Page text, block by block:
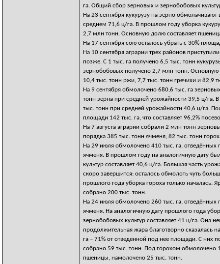
га. Общий сбор зерновых и зернобобовых
На 23 сентября кукурузу на зерно
среднем 71,6 ц/га. В прошлом году уборка
2,7 млн тонн. Основную долю составляет
На 17 сентября сою осталось убрать с 30%
На 10 сентября аграрии трех районов
позже. С 1 тыс. га получено 6,5 тыс. тонн
зернобобовых получено 2,7 млн тонн.
10,4 тыс. тонн ржи, 7,7 тыс. тонн гречихи и 82,9
На 9 сентября обмолочено 680,6 тыс. га
тонн зерна при средней урожайности 39,5 ц/га.
тыс. тонн при средней урожайности 40,6 ц/га.
площади 142 тыс. га, что составляет 96,2%
На 7 августа аграрии собрали 2 млн тонн
порядка 385 тыс. тонн ячменя, 82 тыс. тонн
На 29 июля обмолочено 410 тыс. га,
ячменя. В прошлом году на аналогичную дату
культур составляет 40,6 ц/га. Большая часть
скоро завершится: осталось обмолоть чуть
прошлого года уборка гороха только началась.
собрано 200 тыс. тонн.
На 24 июля обмолочено 260 тыс. га,
ячменя. На аналогичную дату прошлого года
зернобобовых культур составляет 41 ц/га. Она
продолжительная жара благотворно сказалась
га – 71% от отведенной под нее площади. С них
собрано 59 тыс. тонн. Под горохом обмолочено
пшеницы, намолочено 25 тыс. тонн.